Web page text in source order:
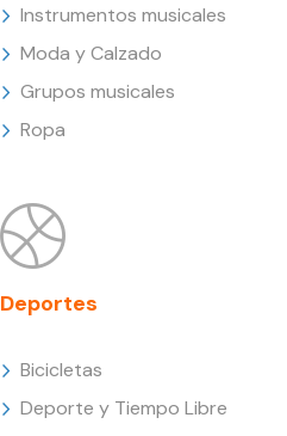
Instrumentos musicales
Moda y Calzado
Grupos musicales
Ropa
Deportes
Bicicletas
Deporte y Tiempo Libre